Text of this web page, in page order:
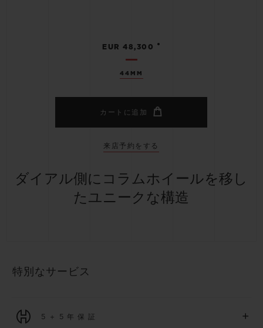
44MM
EUR 48,300 •
カートに追加
来店予約をする
ダイアル側にコラムホイールを移し
たユニークな構造
特別なサービス
5＋5年保証 +